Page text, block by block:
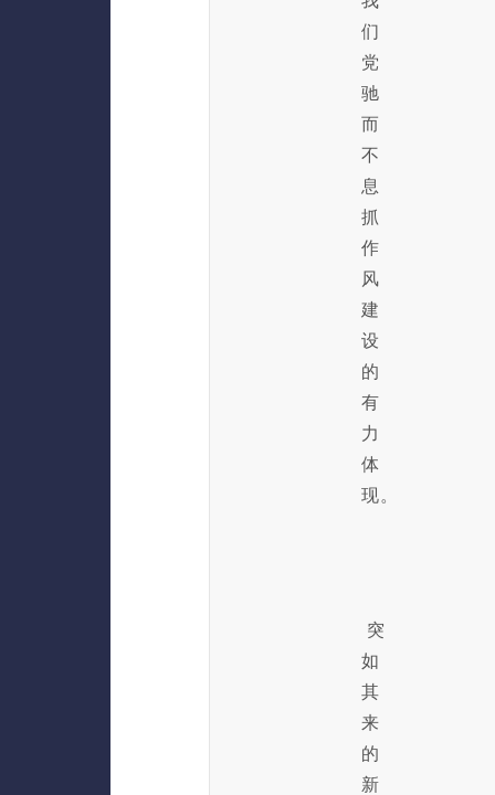
们
党
驰
而
不
息
抓
作
风
建
设
的
有
力
体
现。
突
如
其
来
的
新